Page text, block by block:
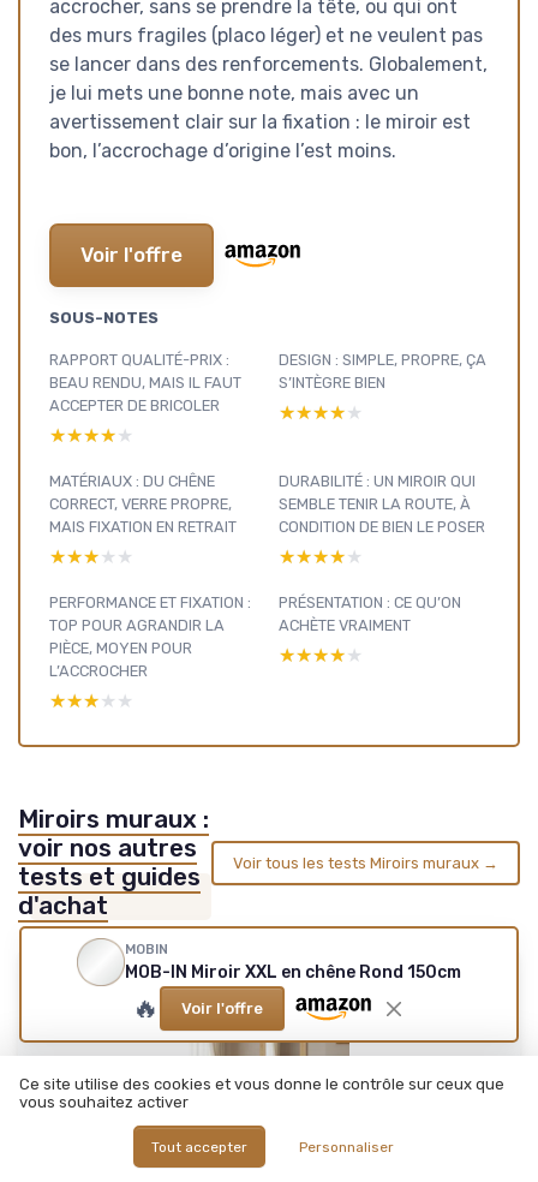
accrocher, sans se prendre la tête, ou qui ont
des murs fragiles (placo léger) et ne veulent pas
se lancer dans des renforcements. Globalement,
je lui mets une bonne note, mais avec un
avertissement clair sur la fixation : le miroir est
bon, l’accrochage d’origine l’est moins.
Voir l'offre
SOUS-NOTES
RAPPORT QUALITÉ-PRIX :
BEAU RENDU, MAIS IL FAUT
ACCEPTER DE BRICOLER
★★★★★
★★★★★
DESIGN : SIMPLE, PROPRE, ÇA
S’INTÈGRE BIEN
★★★★★
★★★★★
MATÉRIAUX : DU CHÊNE
CORRECT, VERRE PROPRE,
MAIS FIXATION EN RETRAIT
★★★★★
★★★★★
DURABILITÉ : UN MIROIR QUI
SEMBLE TENIR LA ROUTE, À
CONDITION DE BIEN LE POSER
★★★★★
★★★★★
PERFORMANCE ET FIXATION :
TOP POUR AGRANDIR LA
PIÈCE, MOYEN POUR
L’ACCROCHER
★★★★★
★★★★★
PRÉSENTATION : CE QU’ON
ACHÈTE VRAIMENT
★★★★★
★★★★★
Miroirs muraux :
voir nos autres
tests et guides
d'achat
Voir tous les tests Miroirs muraux →
MOBIN
MOB-IN Miroir XXL en chêne Rond 150cm
🔥 Voir l'offre
Ce site utilise des cookies et vous donne le contrôle sur ceux que
vous souhaitez activer
Tout accepter Personnaliser